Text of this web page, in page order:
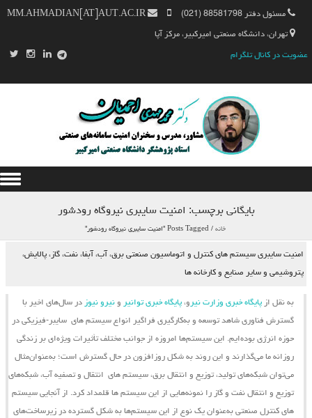
مسئول دفتر 88581798 (021)
تهران، دانشگاه صنعتی امیرکبیر، مرکز آپا
عضویت در کانال تلگرام
بایگانی برچسب: امنیت سایبری نیروگاه رودشور
خانه/ Posts Tagged "امنیت سایبری نیروگاه رودشور"
امنیت سایبری سیستم های کنترل و اتوماسیون صنعتی برق، آب، آبفا، نفت، گاز، پالایش،
پتروشیمی و سایر صنایع و کارخانه ها
به نقل از پایگاه خبری وزارت نیر و، پایگاه خبری توانیر و نیرو نیوز در سال‌های اخیر با
گسترش فناوری شاهد توسعه و به‌کارگیری فراگیر انواع سیستم ‌های سایبر-فیزیکی در
حوزه انرژی بوده‌ایم. این سیستم‌ها امروزه از جوانب مختلف تأثیرات ویژه‌ای بر زندگی
روزانه ما می‌گذارند و این روند به شکل روزافزون در حال گسترش است؛ به‌عنوان‌مثال
می‌توان شبکه‌های تولید، توزیع و انتقال برق، سیستم ‌های انتقال و تصفیه آب، شبکه‌های
توزیع و انتقال نفت و گاز را نمونه‌هایی از این سیستم ‌ها قلمداد کرد. از آنجایی سیستم
‌های کنترل صنعتی به‌عنوان یک نوع از این سیستم‌ها به شکل گسترده در زیرساخت‌های